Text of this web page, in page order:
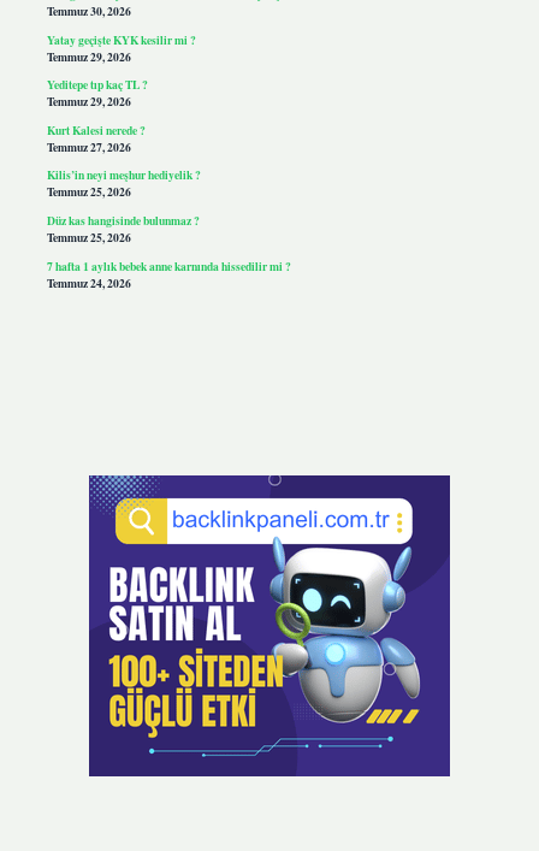
Temmuz 30, 2026
Yatay geçişte KYK kesilir mi ?
Temmuz 29, 2026
Yeditepe tıp kaç TL ?
Temmuz 29, 2026
Kurt Kalesi nerede ?
Temmuz 27, 2026
Kilis’in neyi meşhur hediyelik ?
Temmuz 25, 2026
Düz kas hangisinde bulunmaz ?
Temmuz 25, 2026
7 hafta 1 aylık bebek anne karnında hissedilir mi ?
Temmuz 24, 2026